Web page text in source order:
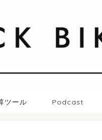
ツール Podcast